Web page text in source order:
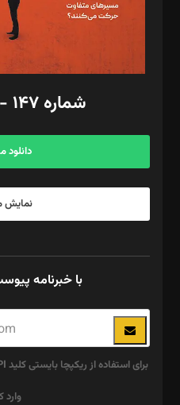
گرافیک و صفحه‌آرایی: سید‌سبحان‌علی
مد‌یر توسعه تجاری: کامبیز برید‌
امور مالی: شاپور رهبری، محمد‌
آگهی و مشترکین: ۰۹۱۹۹۹۹۰۴۵۴
شماره ۱۴۷ - مرداد ۱۴۰۵
دانلود
نمایش
با خبرنامه
وارد